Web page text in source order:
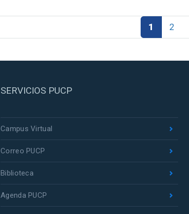
1 2
SERVICIOS PUCP
Campus Virtual
Correo PUCP
Biblioteca
Agenda PUCP